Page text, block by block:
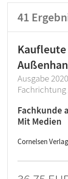
41
Ausgabe
Fachkunde
Mit Medien
Cornelsen Verlag